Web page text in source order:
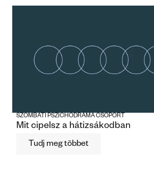
SZOMBATI PSZICHODRÁMA CSOPORT
Mit cipelsz a hátizsákodban
Tudj meg többet